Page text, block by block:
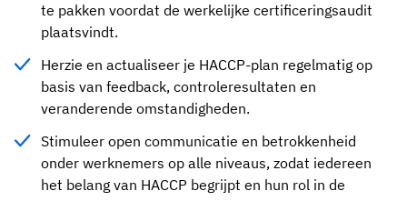
te pakken voordat de werkelijke certificeringsaudit
plaatsvindt.
Herzie en actualiseer je HACCP-plan regelmatig op
basis van feedback, controleresultaten en
veranderende omstandigheden.
Stimuleer open communicatie en betrokkenheid
onder werknemers op alle niveaus, zodat iedereen
het belang van HACCP begrijpt en hun rol in de